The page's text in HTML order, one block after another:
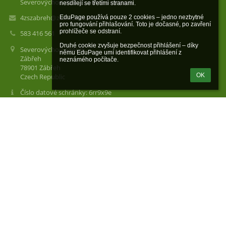
nesdílejí se třetími stranami.
EduPage používá pouze 2 cookies – jedno nezbytné
pro fungování přihlašování. Toto je dočasné, po zavření
prohlížeče se odstraní.
Druhé cookie zvyšuje bezpečnost přihlášení – díky
němu EduPage umí identifikovat přihlášení z
neznámého počítače.
OK
Severovýchod 484/26, okres Šumperk
4zszabreh@zssvzabreh.cz
583 416 561
Severovýchod 484/26
Zábřeh
78901 Zábřeh
Czech Republic
Číslo datové schránky: 6rr9x9e